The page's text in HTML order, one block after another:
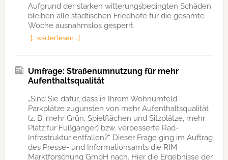
Aufgrund der starken witterungsbedingten Schäden
bleiben alle städtischen Friedhöfe für die gesamte
Woche ausnahmslos gesperrt.
[… weiterlesen …]
Umfrage: Straßenumnutzung für mehr
Aufenthaltsqualität
„Sind Sie dafür, dass in Ihrem Wohnumfeld
Parkplätze zugunsten von mehr Aufenthaltsqualität
(z. B. mehr Grün, Spielflächen und Sitzplätze, mehr
Platz für Fußgänger) bzw. verbesserte Rad-
Infrastruktur entfallen?“ Dieser Frage ging im Auftrag
des Presse- und Informationsamts die RIM
Marktforschung GmbH nach. Hier die Ergebnisse der